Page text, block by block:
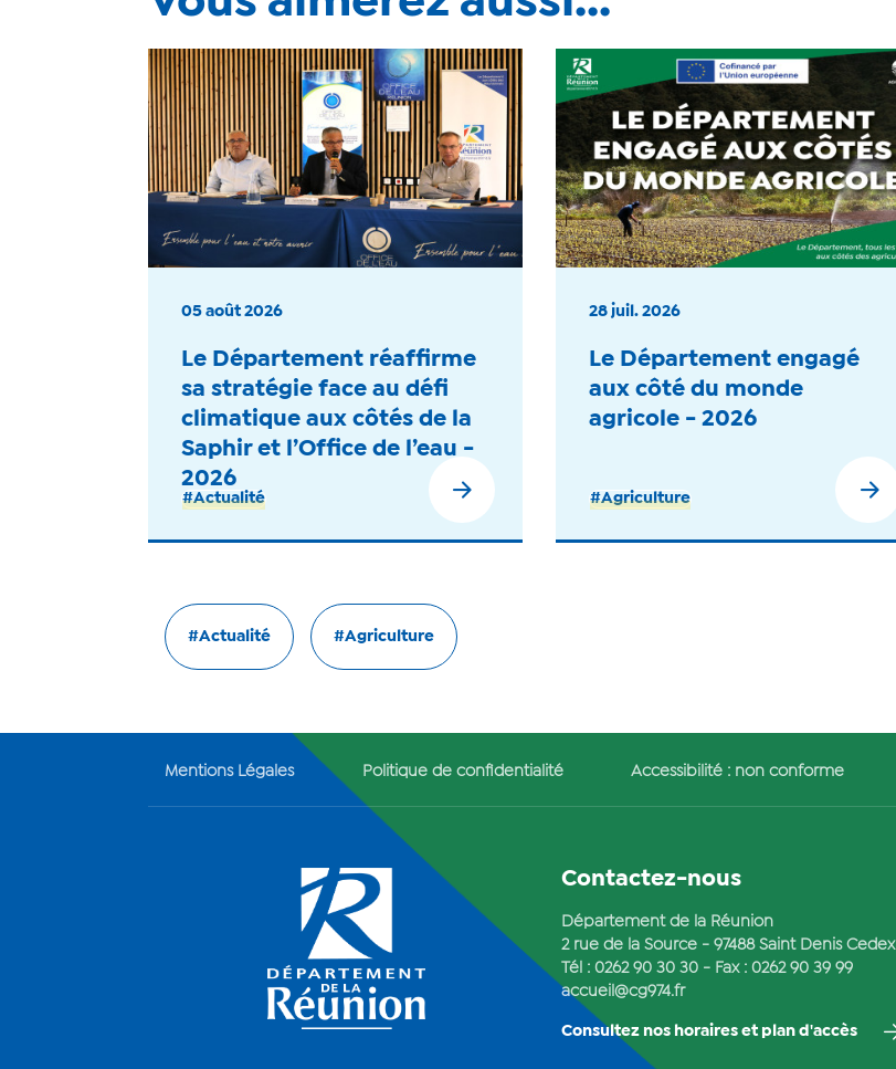
05 août 2026
Le Département réaffirme
sa stratégie face au défi
climatique aux côtés de la
Saphir et l’Office de l’eau -
2026
#Actualité
28 juil. 2026
Le Département engagé
aux côté du monde
agricole - 2026
#Agriculture
#Actualité #Agriculture
Mentions Légales Politique de confidentialité Accessibilité : non conforme
Contactez-nous
Département de la Réunion
2 rue de la Source - 97488 Saint Denis Cedex
Tél : 0262 90 30 30- Fax : 0262 90 39 99
accueil@cg974.fr
Consultez nos horaires et plan d'accès